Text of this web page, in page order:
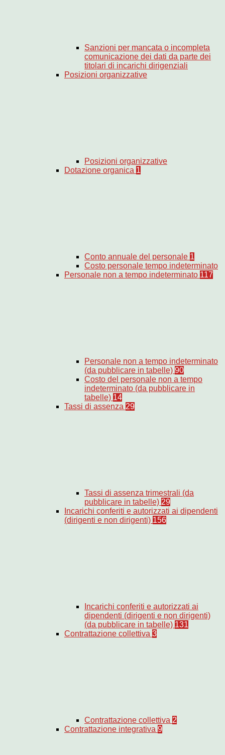
Sanzioni per mancata o incompleta
comunicazione dei dati da parte dei
titolari di incarichi dirigenziali
Posizioni organizzative
Posizioni organizzative
Dotazione organica 1
Conto annuale del personale 1
Costo personale tempo indeterminato
Personale non a tempo indeterminato 117
Personale non a tempo indeterminato
(da pubblicare in tabelle) 90
Costo del personale non a tempo
indeterminato (da pubblicare in
tabelle) 14
Tassi di assenza 29
Tassi di assenza trimestrali (da
pubblicare in tabelle) 29
Incarichi conferiti e autorizzati ai dipendenti
(dirigenti e non dirigenti) 156
Incarichi conferiti e autorizzati ai
dipendenti (dirigenti e non dirigenti)
(da pubblicare in tabelle) 131
Contrattazione collettiva 3
Contrattazione collettiva 2
Contrattazione integrativa 9